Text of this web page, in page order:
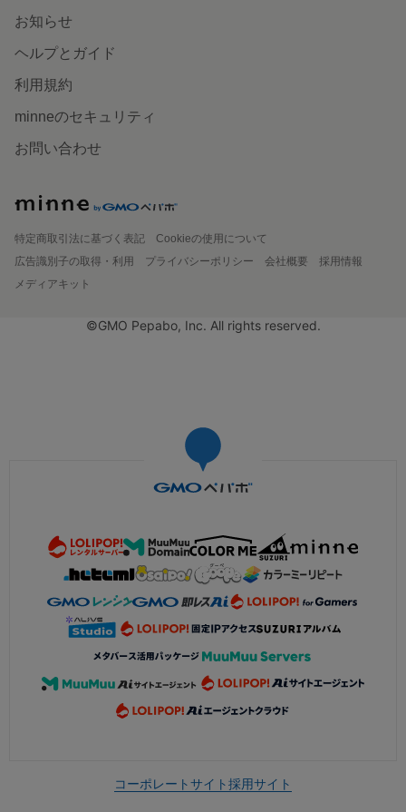
お知らせ
ヘルプとガイド
利用規約
minneのセキュリティ
お問い合わせ
特定商取引法に基づく表記
Cookieの使用について
広告識別子の取得・利用
プライバシーポリシー 会社概要
採用情報
メディアキット
©GMO Pepabo, Inc. All rights reserved.
コーポレートサイト採用サイト